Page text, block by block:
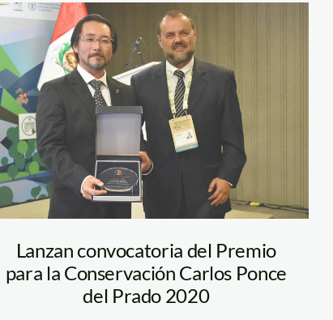
Lanzan convocatoria del Premio
para la Conservación Carlos Ponce
del Prado 2020